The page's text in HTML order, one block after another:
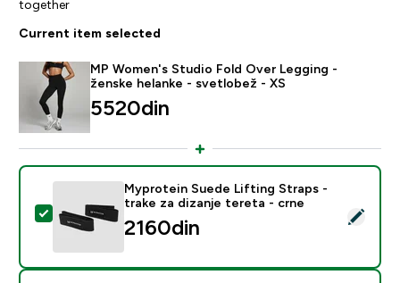
together
Current item selected
MP Women's Studio Fold Over Legging -
ženske helanke - svetlobež - XS
5520din‎
Select this product - Myprotein Suede Lifting Straps
Myprotein Suede Lifting Straps -
trake za dizanje tereta - crne
2160din‎